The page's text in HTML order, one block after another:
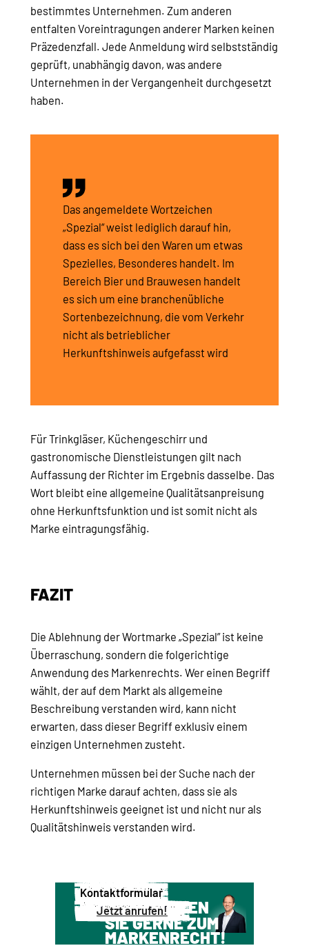
bestimmtes Unternehmen. Zum anderen
entfalten Voreintragungen anderer Marken keinen
Präzedenzfall. Jede Anmeldung wird selbstständig
geprüft, unabhängig davon, was andere
Unternehmen in der Vergangenheit durchgesetzt
haben.
Das angemeldete Wortzeichen
„Spezial“ weist lediglich darauf hin,
dass es sich bei den Waren um etwas
Spezielles, Besonderes handelt. Im
Bereich Bier und Brauwesen handelt
es sich um eine branchenübliche
Sortenbezeichnung, die vom Verkehr
nicht als betrieblicher
Herkunftshinweis aufgefasst wird
Für Trinkgläser, Küchengeschirr und
gastronomische Dienstleistungen gilt nach
Auffassung der Richter im Ergebnis dasselbe. Das
Wort bleibt eine allgemeine Qualitätsanpreisung
ohne Herkunftsfunktion und ist somit nicht als
Marke eintragungsfähig.
FAZIT
Die Ablehnung der Wortmarke „Spezial” ist keine
Überraschung, sondern die folgerichtige
Anwendung des Markenrechts. Wer einen Begriff
wählt, der auf dem Markt als allgemeine
Beschreibung verstanden wird, kann nicht
erwarten, dass dieser Begriff exklusiv einem
einzigen Unternehmen zusteht.
Unternehmen müssen bei der Suche nach der
richtigen Marke darauf achten, dass sie als
Herkunftshinweis geeignet ist und nicht nur als
Qualitätshinweis verstanden wird.
WIR BERATEN
SIE GERNE ZUM
MARKENRECHT!
Kontaktformular
Jetzt anrufen!